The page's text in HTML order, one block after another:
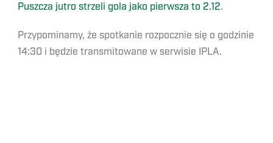
Puszcza jutro strzeli gola jako pierwsza to 2.12.
Przypominamy, że spotkanie rozpocznie się o godzinie
14:30 i będzie transmitowane w serwisie IPLA.